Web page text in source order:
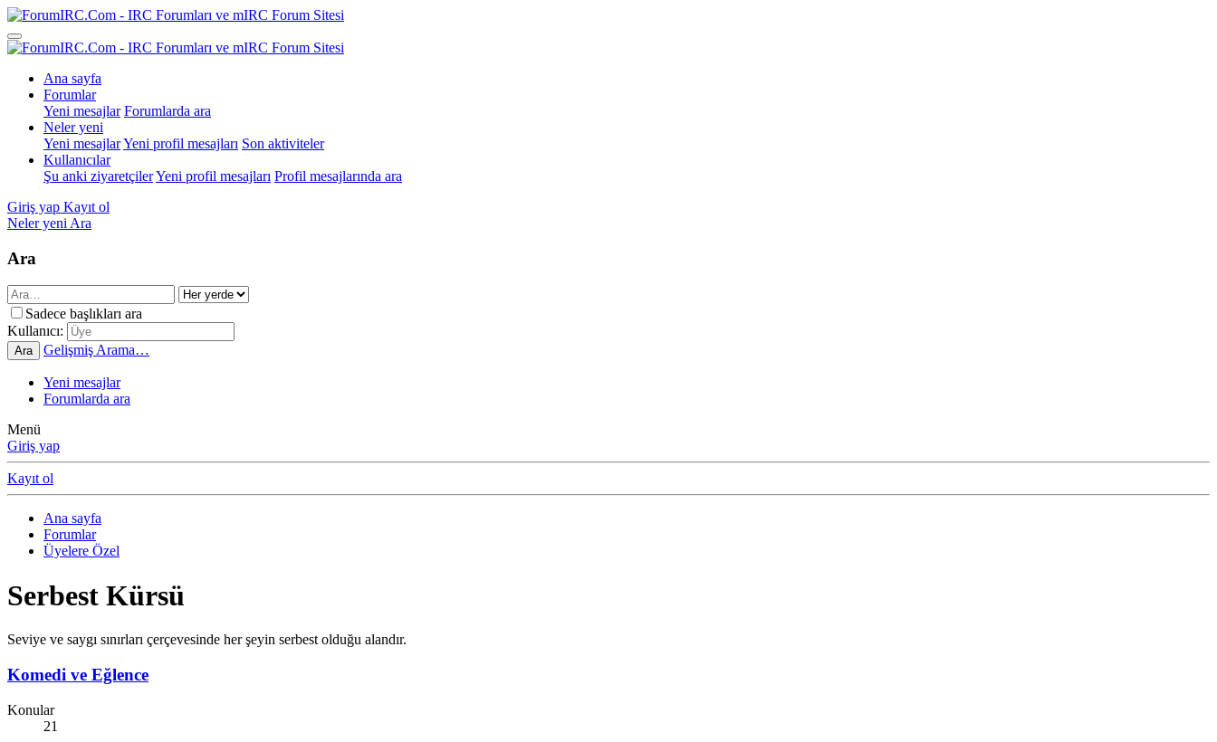
Ana sayfa
Forumlar
Yeni mesajlar Forumlarda ara
Neler yeni
Yeni mesajlarYeni profil mesajları Son aktiviteler
Kullanıcılar
Şu anki ziyaretçilerYeni profil mesajları Profil mesajlarında ara
Giriş yap Kayıt ol
Neler yeni Ara
Ara
Sadece başlıkları ara
Kullanıcı:
Ara Gelişmiş Arama…
Yeni mesajlar
Forumlarda ara
Menü
Giriş yap
Kayıt ol
Ana sayfa
Forumlar
Üyelere Özel
Serbest Kürsü
Seviye ve saygı sınırları çerçevesinde her şeyin serbest olduğu alandır.
Komedi ve Eğlence
Konular
21